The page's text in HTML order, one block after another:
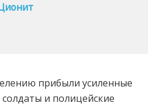
прибыли усиленные
и полицейские